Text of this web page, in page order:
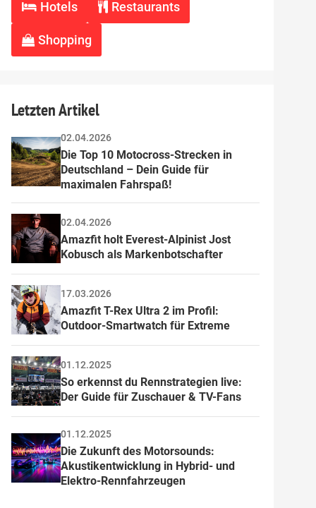
bei
sich
in
mit
Hotels Restaurants
Shopping
Letzten Artikel
02.04.2026
Die Top 10 Motocross-Strecken in
Deutschland – Dein Guide für
maximalen Fahrspaß!
02.04.2026
Amazfit holt Everest-Alpinist Jost
Kobusch als Markenbotschafter
17.03.2026
Amazfit T-Rex Ultra 2 im Profil:
Outdoor-Smartwatch für Extreme
01.12.2025
So erkennst du Rennstrategien live:
Der Guide für Zuschauer & TV-Fans
01.12.2025
Die Zukunft des Motorsounds:
Akustikentwicklung in Hybrid- und
Elektro-Rennfahrzeugen